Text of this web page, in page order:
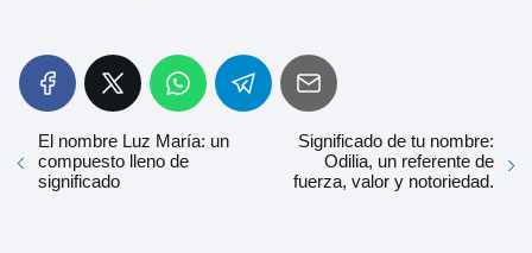
El nombre Luz María: un
compuesto lleno de
significado
Significado de tu nombre:
Odilia, un referente de
fuerza, valor y notoriedad.